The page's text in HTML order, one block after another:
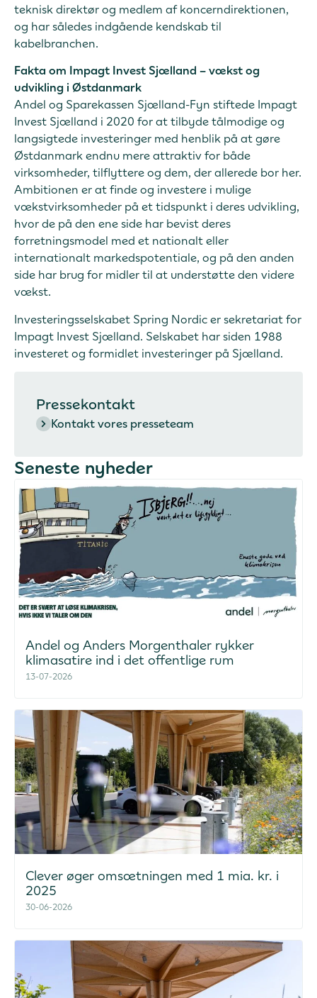
teknisk direktør og medlem af koncerndirektionen,
og har således indgående kendskab til
kabelbranchen.
Fakta om Impagt Invest Sjælland – vækst og
udvikling i Østdanmark
Andel og Sparekassen Sjælland-Fyn stiftede Impagt
Invest Sjælland i 2020 for at tilbyde tålmodige og
langsigtede investeringer med henblik på at gøre
Østdanmark endnu mere attraktiv for både
virksomheder, tilflyttere og dem, der allerede bor her.
Ambitionen er at finde og investere i mulige
vækstvirksomheder på et tidspunkt i deres udvikling,
hvor de på den ene side har bevist deres
forretningsmodel med et nationalt eller
internationalt markedspotentiale, og på den anden
side har brug for midler til at understøtte den videre
vækst.
Investeringsselskabet Spring Nordic er sekretariat for
Impagt Invest Sjælland. Selskabet har siden 1988
investeret og formidlet investeringer på Sjælland.
Pressekontakt
Kontakt vores presseteam
Seneste nyheder
Andel og Anders Morgenthaler rykker
klimasatire ind i det offentlige rum
13-07-2026
Clever øger omsætningen med 1 mia. kr. i
2025
30-06-2026